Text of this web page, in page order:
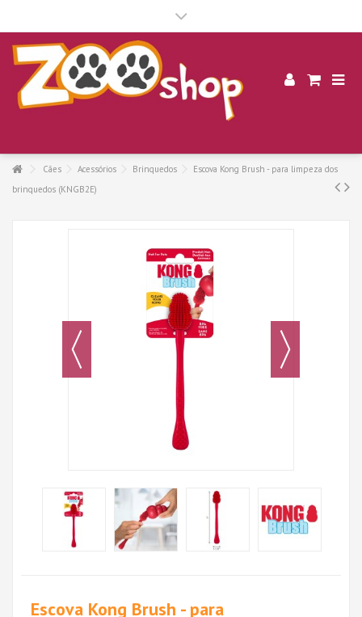
Cães Acessórios Brinquedos
Escova Kong Brush - para limpeza dos
brinquedos (KNGB2E)
Escova Kong Brush - para